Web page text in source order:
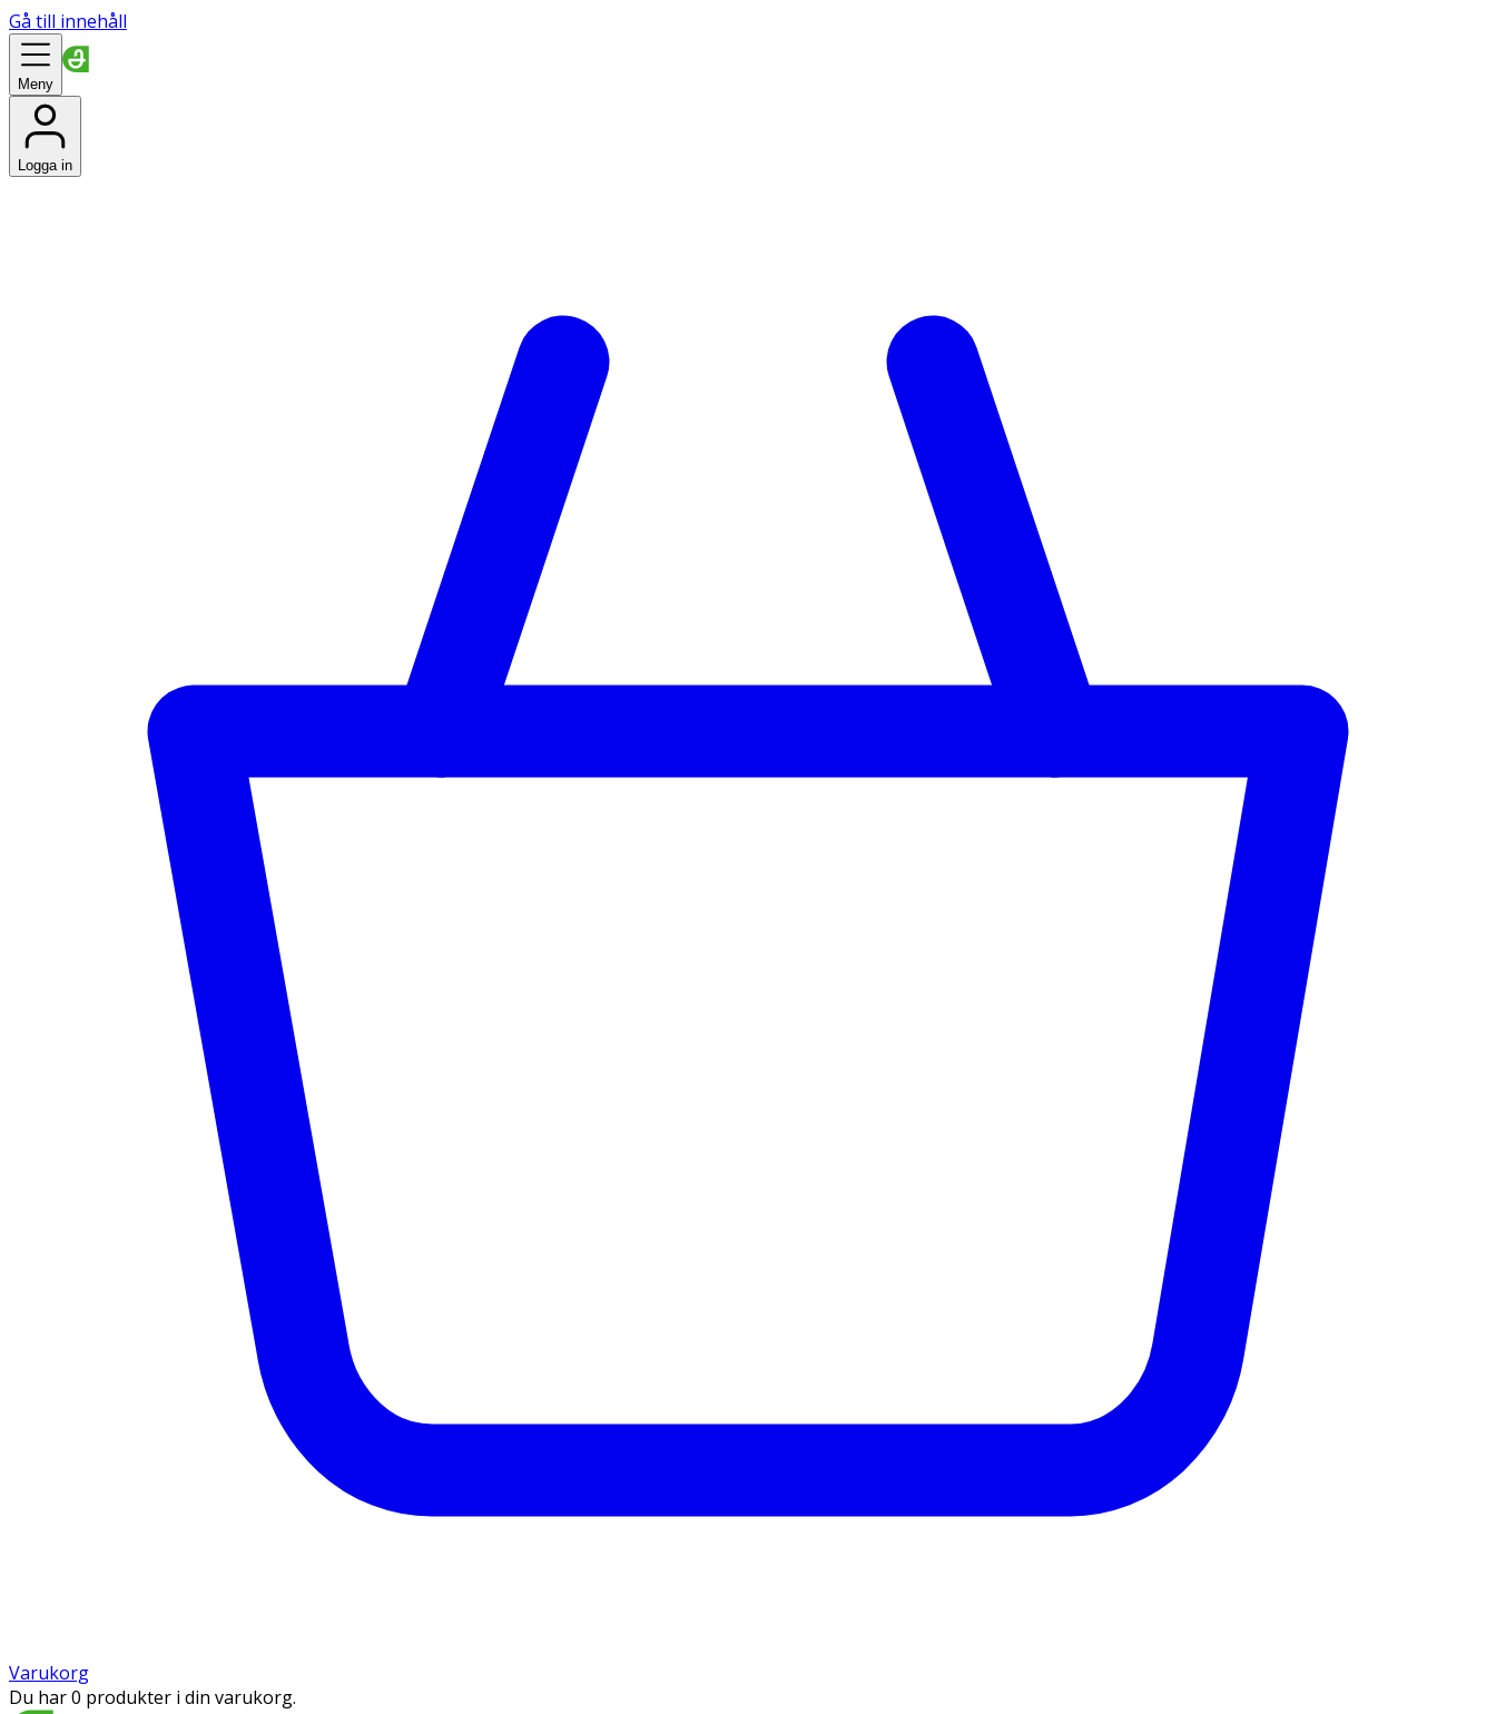
Gå till innehåll
Meny
Logga in
Varukorg
Du har 0 produkter i din varukorg.